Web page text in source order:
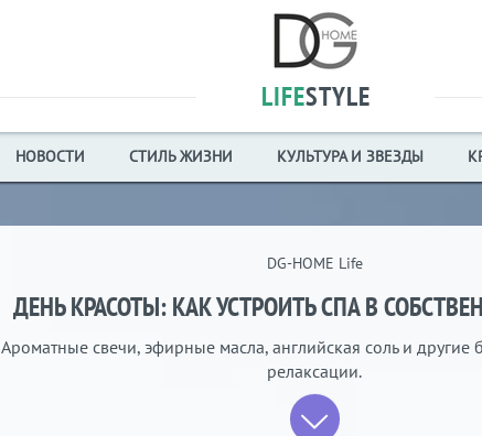
LIFESTYLE
НОВОСТИ СТИЛЬ ЖИЗНИ КУЛЬТУРА И ЗВЕЗДЫ
DG-HOME Life
ДЕНЬ КРАСОТЫ: КАК УСТРОИТЬ СПА В
Ароматные свечи, эфирные масла, английская соль и другие
релаксации.